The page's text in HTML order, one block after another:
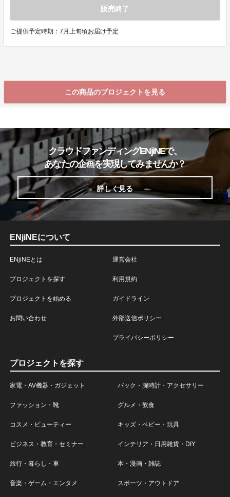
販売終了
ご提供予定時期：7月上旬頃お届け予定
この商品のプロジェクトを見る
クラウドファンディングENjiNEで、
あなたの企画を実現してみませんか？
詳しく見る
ENjiNEについて
ENjiNEとは
プロジェクトを探す
プロジェクトを始める
お問い合わせ
運営会社
利用規約
ガイドライン
外部送信ポリシー
プライバシーポリシー
プロジェクトを探す
家電・AV機器・ガジェット バック・腕時計・アクセサリー
ファッション・靴 グルメ・飲食
コスメ・ビューティー キッズ・ベビー・玩具
ビジネス・教育・セミナー インテリア・日用雑貨・DIY
旅行・暮らし・車 本・漫画・雑誌
音楽・ゲーム・エンタメ スポーツ・アウトドア